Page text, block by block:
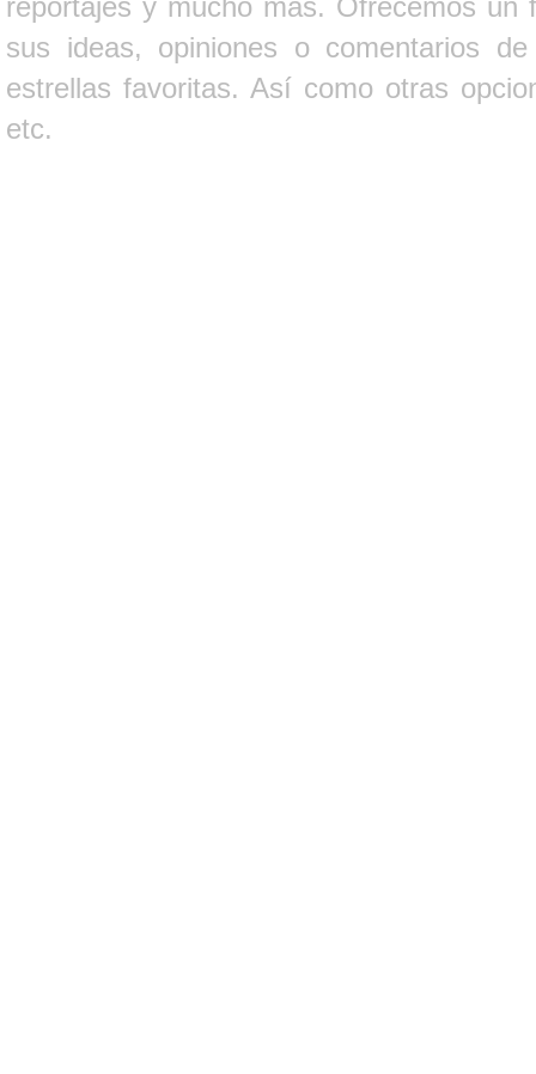
sus ideas, opiniones o comentarios
estrellas favoritas. Así como otras
etc.